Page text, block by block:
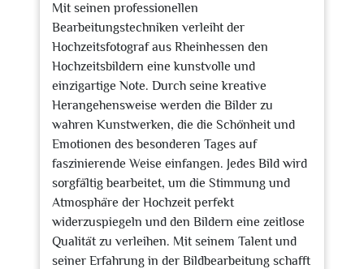
Mit seinen professionellen
Bearbeitungstechniken verleiht der
Hochzeitsfotograf aus Rheinhessen den
Hochzeitsbildern eine kunstvolle und
einzigartige Note. Durch seine kreative
Herangehensweise werden die Bilder zu
wahren Kunstwerken, die die Schönheit und
Emotionen des besonderen Tages auf
faszinierende Weise einfangen. Jedes Bild wird
sorgfältig bearbeitet, um die Stimmung und
Atmosphäre der Hochzeit perfekt
widerzuspiegeln und den Bildern eine zeitlose
Qualität zu verleihen. Mit seinem Talent und
seiner Erfahrung in der Bildbearbeitung schafft